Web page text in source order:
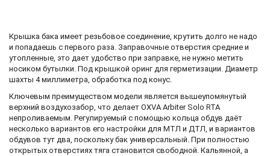
Крышка бака имеет резьбовое соединение, крутить долго не надо
и попадаешь с первого раза. Заправочные отверстия средние и
утопленные, это дает удобство при заправке, не нужно метить
носиком бутылки. Под крышкой оринг для герметизации. Диаметр
шахты 4 миллиметра, обработка под конус.
Ключевым преимуществом модели является вышеупомянутый
верхний воздухозабор, что делает OXVA Arbiter Solo RTA
непроливаемым. Регулируемый с помощью кольца обдув даёт
несколько вариантов его настройки для МТЛ и ДТЛ, и вариантов
обдувов тут два, поскольку бак универсальный. При полностью
открытых отверстиях тяга становится свободной. Кальянной, а